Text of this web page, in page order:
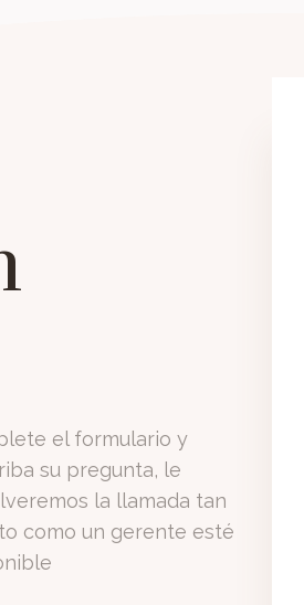
el formulario y
su pregunta, le
la llamada tan
como un gerente esté